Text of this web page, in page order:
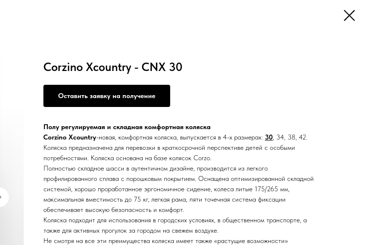
Corzino Xcountry - CNX 30
Оставить заявку на получение
Полу регулируемая и складная комфортная коляска
Corzino Xcountry-новая, комфортная коляска, выпускается в 4-х размерах: 30 , 34, 38, 42.
Коляска предназначена для перевозки в краткосрочной перспективе детей с особыми
потребностями. Коляска основана на базе колясок Corzo.
Полностью складное шасси в аутентичном дизайне, производится из легкого
профилированного сплава с порошковым покрытием. Оснащена оптимизированной складной
системой, хорошо проработанное эргономичное сидение, колеса литые 175/265 мм,
максимальная вместимость до 75 кг, легкая рама, пяти точечная система фиксации
обеспечивает высокую безопасность и комфорт.
Коляска подходит для использования в городских условиях, в общественном транспорте, а
также для активных прогулок за городом на свежем воздухе.
Не смотря на все эти преимущества коляска имеет также «растущие возможности»